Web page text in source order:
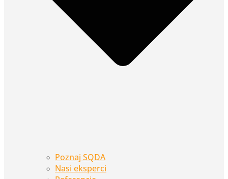
Poznaj SQDA
Nasi eksperci